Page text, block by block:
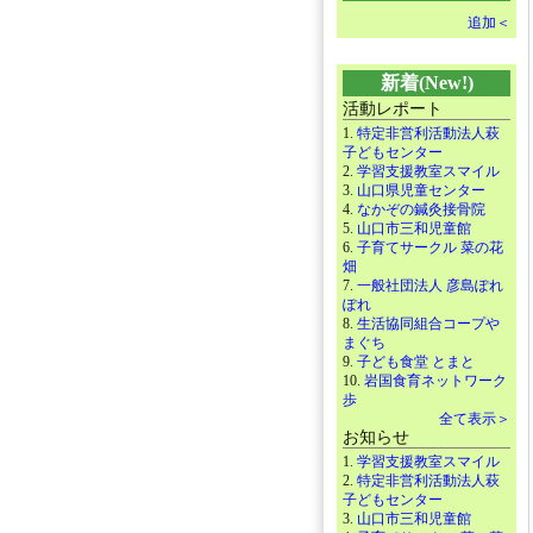
追加＜
新着(New!)
活動レポート
1. 特定非営利活動法人萩
子どもセンター
2. 学習支援教室スマイル
3. 山口県児童センター
4. なかぞの鍼灸接骨院
5. 山口市三和児童館
6. 子育てサークル 菜の花
畑
7. 一般社団法人 彦島ぽれ
ぽれ
8. 生活協同組合コープや
まぐち
9. 子ども食堂 とまと
10. 岩国食育ネットワーク
歩
全て表示＞
お知らせ
1. 学習支援教室スマイル
2. 特定非営利活動法人萩
子どもセンター
3. 山口市三和児童館